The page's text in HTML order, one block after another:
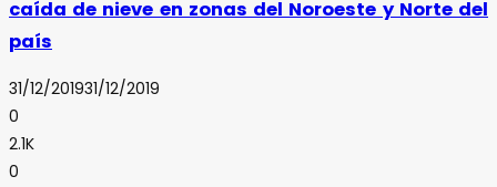
caída de nieve en zonas del Noroeste y Norte del
país
31/12/201931/12/2019
0
2.1K
0